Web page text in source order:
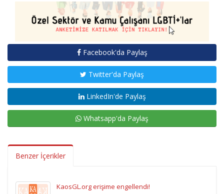
Facebook'da Paylaş
Twitter'da Paylaş
LinkedIn'de Paylaş
Whatsapp'da Paylaş
Benzer İçerikler
KaosGL.org erişime engellendi!